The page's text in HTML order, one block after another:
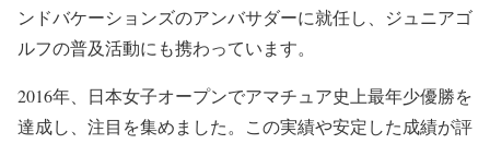
ンドバケーションズのアンバサダーに就任し、ジュニアゴ
ルフの普及活動にも携わっています。
2016年、日本女子オープンでアマチュア史上最年少優勝を
達成し、注目を集めました。この実績や安定した成績が評